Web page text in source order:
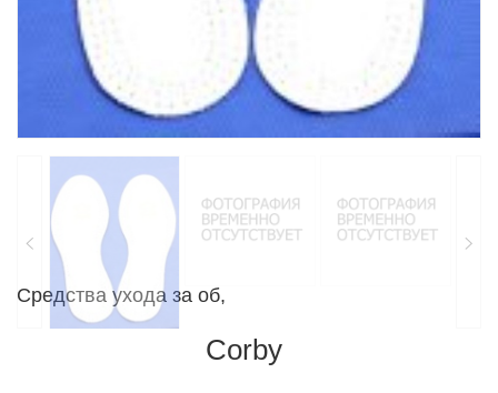
Средства ухода за об,
Corby